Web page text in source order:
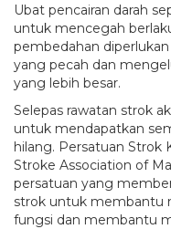
Ubat pencairan darah
untuk mencegah
pembedahan
yang pecah dan
yang lebih besar.
Selepas rawatan strok
untuk mendapatkan
hilang. Persatuan Strok
Stroke Association of
persatuan yang
strok untuk membantu
fungsi dan membantu